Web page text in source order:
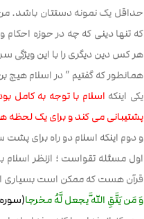
حداقل یک نمونه دستتان باشد. من
که تنها دینی که چه در حوزه
هر کس دین دیگری را با این ویژگی
همانطور که گفتیم ” در اسلام هیچ
یکی اینکه اسلام با توجه به کامل
پشتیبانی می کند و برای یک لحظه
و دوم اینکه اسلام دو راه برای
اول مسئله تقواست ؛ ازنظر
قرآن هست که ممکن است بسیاری از
وَ مَن یَتَّقِ اللَّهَ یجعل لَّهُ‏ مخرجا(سوره